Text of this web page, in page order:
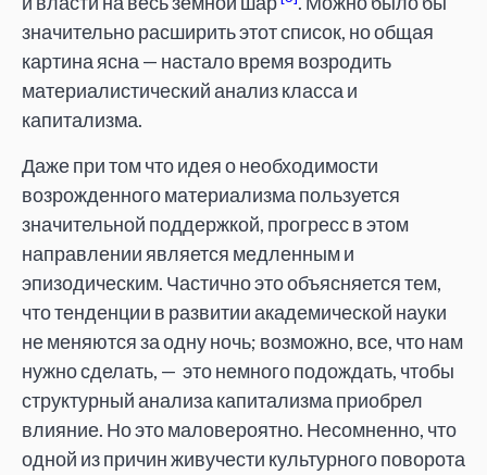
значительно расширить этот список, но общая
картина ясна — настало время возродить
материалистический анализ класса и
капитализма.
Даже при том что идея о необходимости
возрожденного материализма пользуется
значительной поддержкой, прогресс в этом
направлении является медленным и
эпизодическим. Частично это объясняется тем,
что тенденции в развитии академической науки
не меняются за одну ночь; возможно, все, что нам
нужно сделать, — это немного подождать, чтобы
структурный анализа капитализма приобрел
влияние. Но это маловероятно. Несомненно, что
одной из причин живучести культурного поворота